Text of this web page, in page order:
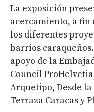
La exposición
acercamiento, a fin
los diferentes
barrios caraqueños.
apoyo de la
Council
Arquetipo, Desde la
Terraza Caracas y